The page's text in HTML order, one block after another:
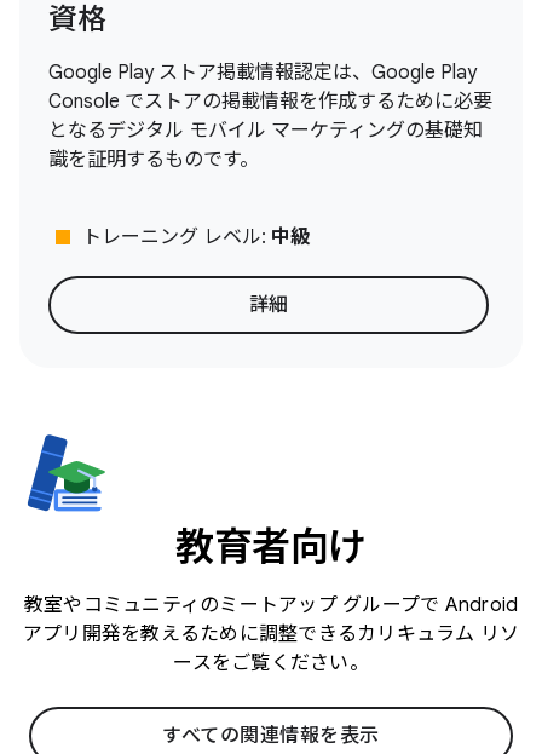
資格
Google Play ストア掲載情報認定は、Google Play
Console でストアの掲載情報を作成するために必要
となるデジタル モバイル マーケティングの基礎知
識を証明するものです。
stop トレーニング レベル: 中級
詳細
教育者向け
教室やコミュニティのミートアップ グループで Android
アプリ開発を教えるために調整できるカリキュラム リソ
ースをご覧ください。
すべての関連情報を表示